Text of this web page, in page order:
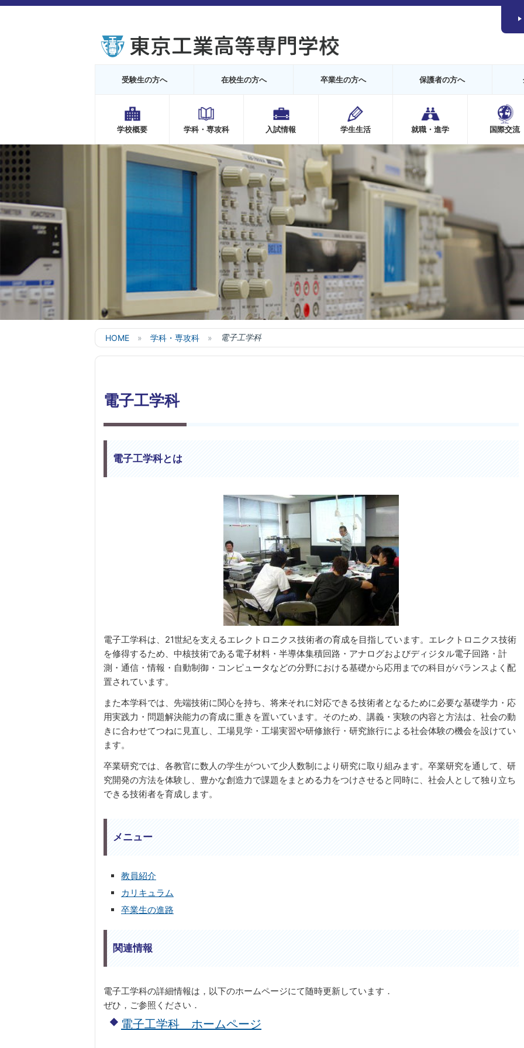
受験生の方へ 在校生の方へ 卒業生の方へ 保護者の方へ
学校概要 学科・専攻科 入試情報 学生生活 就職・進学 国際交流
HOME 学科・専攻科 電子工学科
電子工学科
電子工学科とは
電子工学科は、21世紀を支えるエレクトロニクス技術者の育成を目指しています。エレクトロニクス技術
を修得するため、中核技術である電子材料・半導体集積回路・アナログおよびディジタル電子回路・計
測・通信・情報・自動制御・コンピュータなどの分野における基礎から応用までの科目がバランスよく配
置されています。
また本学科では、先端技術に関心を持ち、将来それに対応できる技術者となるために必要な基礎学力・応
用実践力・問題解決能力の育成に重きを置いています。そのため、講義・実験の内容と方法は、社会の動
きに合わせてつねに見直し、工場見学・工場実習や研修旅行・研究旅行による社会体験の機会を設けてい
ます。
卒業研究では、各教官に数人の学生がついて少人数制により研究に取り組みます。卒業研究を通して、研
究開発の方法を体験し、豊かな創造力で課題をまとめる力をつけさせると同時に、社会人として独り立ち
できる技術者を育成します。
メニュー
教員紹介
カリキュラム
卒業生の進路
関連情報
電子工学科の詳細情報は，以下のホームページにて随時更新しています．
ぜひ，ご参照ください．
電子工学科 ホームページ